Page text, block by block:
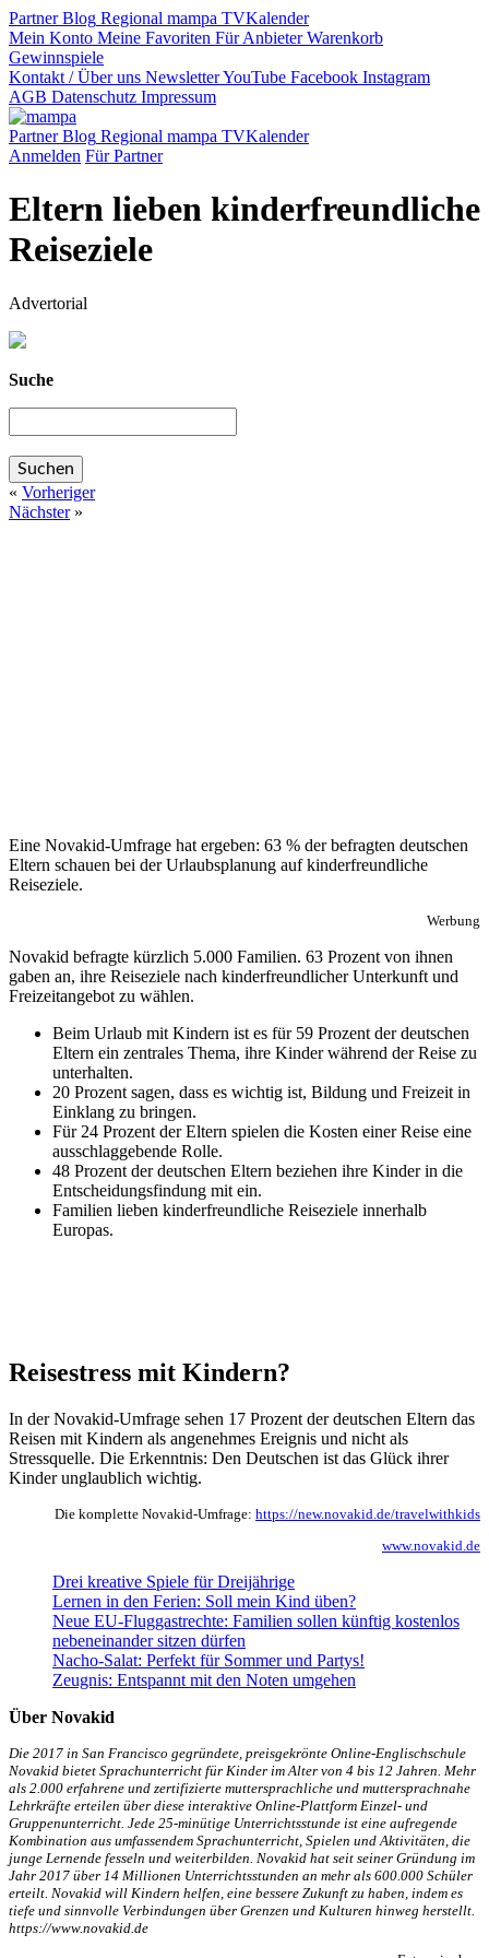
PartnerBlog Regional mampa TVKalender
Mein Konto Meine Favoriten Für AnbieterWarenkorb
Gewinnspiele
Kontakt / Über uns NewsletterYouTube Facebook Instagram
AGB Datenschutz Impressum
PartnerBlog Regional mampa TVKalender
Anmelden Für Partner
Eltern lieben kinderfreundliche
Reiseziele
Advertorial
Suche
« Vorheriger
Nächster»
Eine Novakid-Umfrage hat ergeben: 63 % der befragten deutschen
Eltern schauen bei der Urlaubsplanung auf kinderfreundliche
Reiseziele.
Werbung
Novakid befragte kürzlich 5.000 Familien. 63 Prozent von ihnen
gaben an, ihre Reiseziele nach kinderfreundlicher Unterkunft und
Freizeitangebot zu wählen.
Beim Urlaub mit Kindern ist es für 59 Prozent der deutschen
Eltern ein zentrales Thema, ihre Kinder während der Reise zu
unterhalten.
20 Prozent sagen, dass es wichtig ist, Bildung und Freizeit in
Einklang zu bringen.
Für 24 Prozent der Eltern spielen die Kosten einer Reise eine
ausschlaggebende Rolle.
48 Prozent der deutschen Eltern beziehen ihre Kinder in die
Entscheidungsfindung mit ein.
Familien lieben kinderfreundliche Reiseziele innerhalb
Europas.
Reisestress mit Kindern?
In der Novakid-Umfrage sehen 17 Prozent der deutschen Eltern das
Reisen mit Kindern als angenehmes Ereignis und nicht als
Stressquelle. Die Erkenntnis: Den Deutschen ist das Glück ihrer
Kinder unglaublich wichtig.
Die komplette Novakid-Umfrage: https://new.novakid.de/travelwithkids
www.novakid.de
Drei kreative Spiele für Dreijährige
Lernen in den Ferien: Soll mein Kind üben?
Neue EU-Fluggastrechte: Familien sollen künftig kostenlos
nebeneinander sitzen dürfen
Nacho-Salat: Perfekt für Sommer und Partys!
Zeugnis: Entspannt mit den Noten umgehen
Über Novakid
Die 2017 in San Francisco gegründete, preisgekrönte Online-Englischschule
Novakid bietet Sprachunterricht für Kinder im Alter von 4 bis 12 Jahren. Mehr
als 2.000 erfahrene und zertifizierte muttersprachliche und muttersprachnahe
Lehrkräfte erteilen über diese interaktive Online-Plattform Einzel- und
Gruppenunterricht. Jede 25-minütige Unterrichtsstunde ist eine aufregende
Kombination aus umfassendem Sprachunterricht, Spielen und Aktivitäten, die
junge Lernende fesseln und weiterbilden. Novakid hat seit seiner Gründung im
Jahr 2017 über 14 Millionen Unterrichtsstunden an mehr als 600.000 Schüler
erteilt. Novakid will Kindern helfen, eine bessere Zukunft zu haben, indem es
tiefe und sinnvolle Verbindungen über Grenzen und Kulturen hinweg herstellt.
https://www.novakid.de